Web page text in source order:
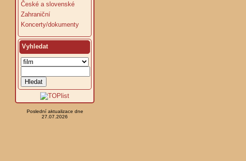
České a slovenské
Zahraniční
Koncerty/dokumenty
Vyhledat
Poslední aktualizace dne
27.07.2026